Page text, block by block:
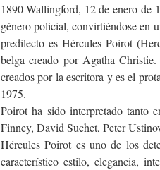
1890-Wallingford, 12 de enero de
género policial, convirtiéndose en
predilecto es Hércules Poirot
belga creado por Agatha
creados por la escritora y es el
1975.
Poirot ha sido interpretado tanto
Finney, David Suchet, Peter
Hércules Poirot es uno de los
característico estilo, elegancia,